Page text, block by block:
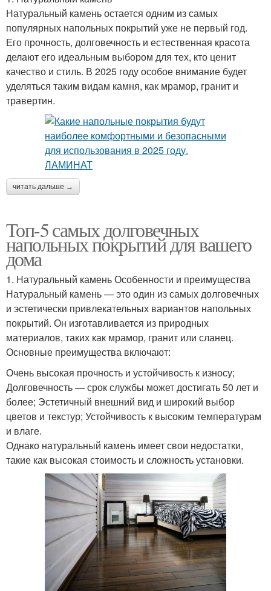
Натуральный камень остается одним из самых
популярных напольных покрытий уже не первый год.
Его прочность, долговечность и естественная красота
делают его идеальным выбором для тех, кто ценит
качество и стиль. В 2025 году особое внимание будет
уделяться таким видам камня, как мрамор, гранит и
травертин.
читать дальше →
Топ-5 самых долговечных
напольных покрытий для вашего
дома
1. Натуральный камень Особенности и преимущества
Натуральный камень — это один из самых долговечных
и эстетически привлекательных вариантов напольных
покрытий. Он изготавливается из природных
материалов, таких как мрамор, гранит или сланец.
Основные преимущества включают:
Очень высокая прочность и устойчивость к износу;
Долговечность — срок службы может достигать 50 лет и
более; Эстетичный внешний вид и широкий выбор
цветов и текстур; Устойчивость к высоким температурам
и влаге.
Однако натуральный камень имеет свои недостатки,
такие как высокая стоимость и сложность установки.